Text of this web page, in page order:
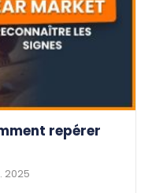
repérer
2025